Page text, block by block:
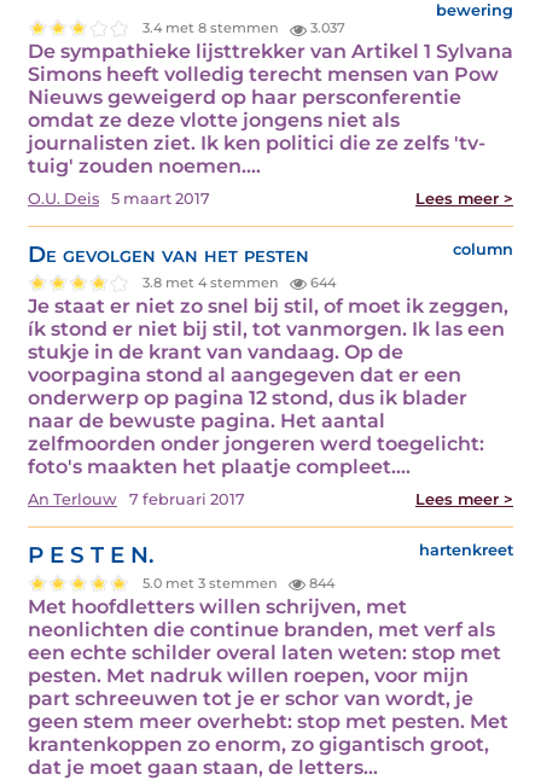
bewering
3.4 met 8 stemmen 3.037
De sympathieke lijsttrekker van Artikel 1 Sylvana
Simons heeft volledig terecht mensen van Pow
Nieuws geweigerd op haar persconferentie
omdat ze deze vlotte jongens niet als
journalisten ziet. Ik ken politici die ze zelfs 'tv-
tuig' zouden noemen.…
O.U. Deis 5 maart 2017 Lees meer >
De gevolgen van het pesten column
3.8 met 4 stemmen 644
Je staat er niet zo snel bij stil, of moet ik zeggen,
ík stond er niet bij stil, tot vanmorgen. Ik las een
stukje in de krant van vandaag. Op de
voorpagina stond al aangegeven dat er een
onderwerp op pagina 12 stond, dus ik blader
naar de bewuste pagina. Het aantal
zelfmoorden onder jongeren werd toegelicht:
foto's maakten het plaatje compleet.…
An Terlouw 7 februari 2017 Lees meer >
P E S T E N. hartenkreet
5.0 met 3 stemmen 844
Met hoofdletters willen schrijven, met
neonlichten die continue branden, met verf als
een echte schilder overal laten weten: stop met
pesten. Met nadruk willen roepen, voor mijn
part schreeuwen tot je er schor van wordt, je
geen stem meer overhebt: stop met pesten. Met
krantenkoppen zo enorm, zo gigantisch groot,
dat je moet gaan staan, de letters…